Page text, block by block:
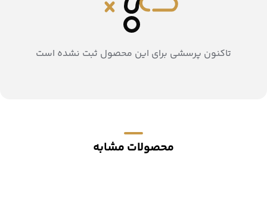
تاکنون پرسشی برای این محصول ثبت نشده است
محصولات مشابه